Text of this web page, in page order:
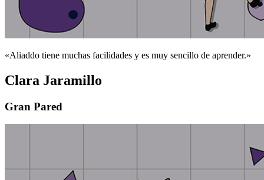
«Aliaddo tiene muchas facilidades y es muy sencillo de aprender.»
Clara Jaramillo
Gran Pared